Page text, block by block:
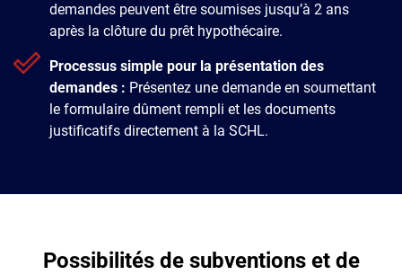
demandes peuvent être soumises jusqu’à 2 ans
après la clôture du prêt hypothécaire.
Processus simple pour la présentation des
demandes : Présentez une demande en soumettant
le formulaire dûment rempli et les documents
justificatifs directement à la SCHL.
Possibilités de subventions et de